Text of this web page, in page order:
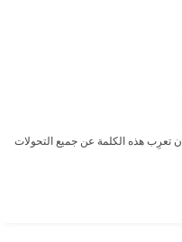
تعرِب هذه الكلمة عن جميع التحولات